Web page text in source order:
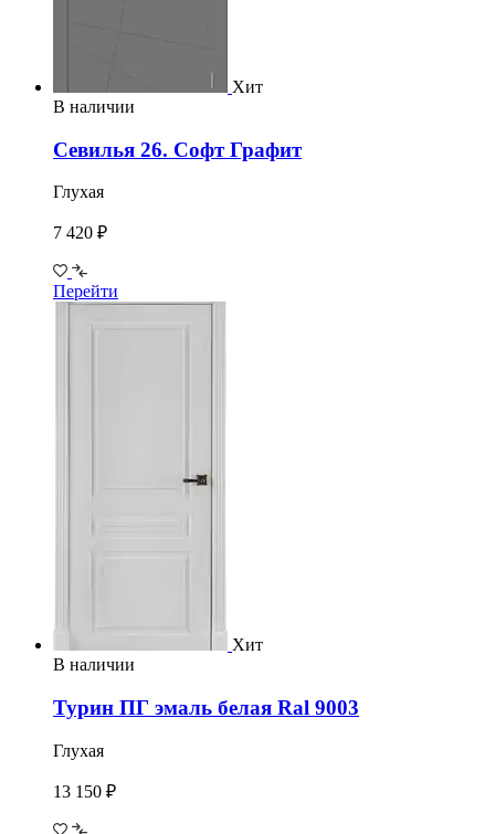
Хит
В наличии
Севилья 26. Софт Графит
Глухая
7 420 ₽
Перейти
Хит
В наличии
Турин ПГ эмаль белая Ral 9003
Глухая
13 150 ₽